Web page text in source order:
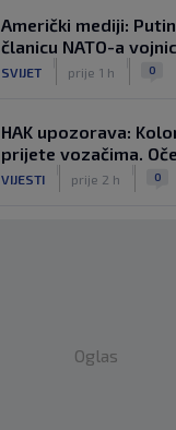
Američki mediji:
članicu NATO-a
SVIJET prije 1 h 0
HAK upozorava:
prijete vozačima.
VIJESTI prije 2 h 0
Oglas